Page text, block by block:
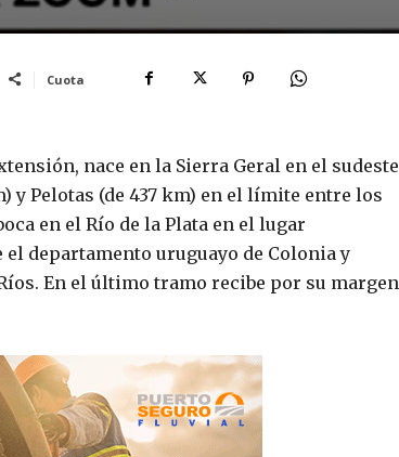
Cuota
nace en la Sierra Geral en el sudeste
y Pelotas (de 437 km) en el límite entre los
en el Río de la Plata en el lugar
departamento uruguayo de Colonia y
En el último tramo recibe por su margen